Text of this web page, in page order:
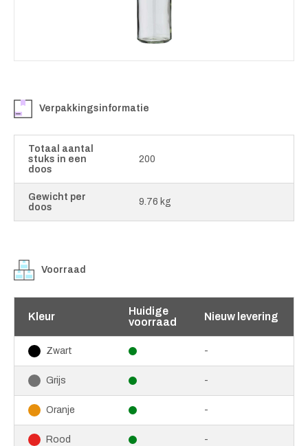
Verpakkingsinformatie
Totaal aantal
stuks in een
doos
200
Gewicht per
doos
9.76 kg
Voorraad
Kleur
Huidige
voorraad
Nieuw levering
Zwart -
Grijs -
Oranje -
Rood -